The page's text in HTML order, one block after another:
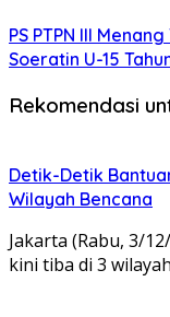
PS PTPN III
Soeratin U-15
Rekomendasi
Detik-Detik
Wilayah Bencana
Jakarta (Rabu, 3/
kini tiba di 3